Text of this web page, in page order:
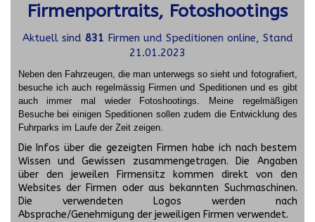
Firmenportraits, Fotoshootings
Aktuell sind 831 Firmen und Speditionen online, Stand
21.01.2023
Neben den Fahrzeugen, die man unterwegs so sieht und fotografiert,
besuche ich auch regelmässig Firmen und Speditionen und es gibt
auch immer mal wieder Fotoshootings.
Meine regelmäßigen
Besuche bei einigen Speditionen sollen zudem die Entwicklung des
Fuhrparks im Laufe der Zeit zeigen.
Die Infos über die gezeigten Firmen habe ich nach bestem
Wissen und Gewissen zusammengetragen. Die Angaben
über den jeweilen Firmensitz kommen direkt von den
Websites der Firmen oder aus bekannten Suchmaschinen.
Die verwendeten Logos werden nach
Absprache/Genehmigung der jeweiligen Firmen verwendet.